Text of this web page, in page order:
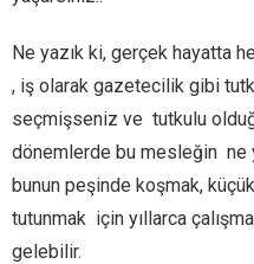
Ne yazık ki, gerçek hayatta
, iş olarak gazetecilik gibi
seçmişseniz ve tutkulu
dönemlerde bu mesleğin ne
bunun peşinde koşmak,
tutunmak için yıllarca
gelebilir.